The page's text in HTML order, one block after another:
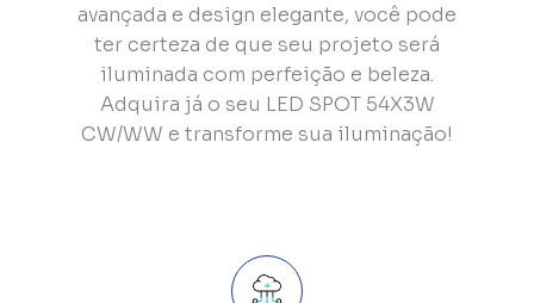
avançada e design elegante, você pode
ter certeza de que seu projeto será
iluminada com perfeição e beleza.
Adquira já o seu LED SPOT 54X3W
CW/WW e transforme sua iluminação!